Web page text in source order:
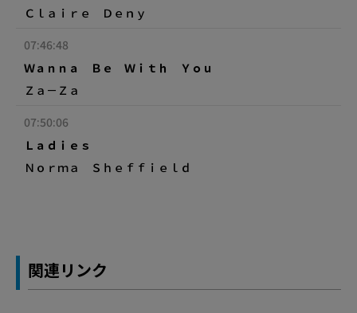
Ｃｌａｉｒｅ Ｄｅｎｙ
07:46:48
Ｗａｎｎａ Ｂｅ Ｗｉｔｈ Ｙｏｕ
Ｚａ－Ｚａ
07:50:06
Ｌａｄｉｅｓ
Ｎｏｒｍａ Ｓｈｅｆｆｉｅｌｄ
関連リンク